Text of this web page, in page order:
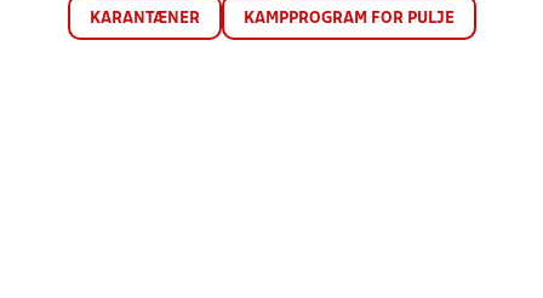
KARANTÆNER KAMPPROGRAM FOR PULJE